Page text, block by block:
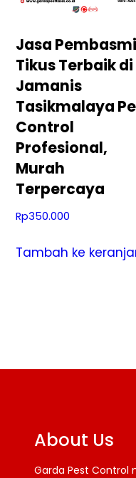
Jasa Pembasmi
Tikus Terbaik di
Jamanis
Tasikmalaya
Control
Profesional,
Murah
Terpercaya
Rp350.000
Tambah ke
About Us
Garda Pest Control